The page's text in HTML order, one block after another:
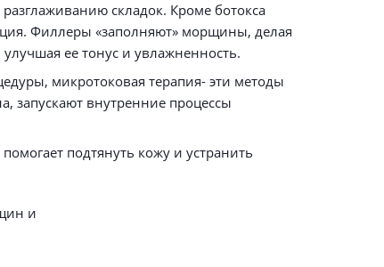
складок. Кроме ботокса
Филлеры «заполняют» морщины, делая
ее тонус и увлажненность.
микротоковая терапия- эти методы
запускают внутренние процессы
подтянуть кожу и устранить
и